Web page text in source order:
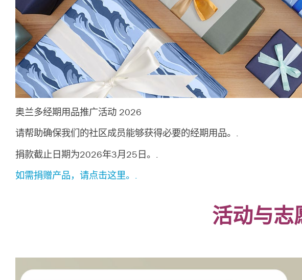
奥兰多经期用品推广活动 2026
请帮助确保我们的社区成员能够获得必要的经期用品。.
捐款截止日期为2026年3月25日。.
如需捐赠产品，请点击这里。.
活动与志